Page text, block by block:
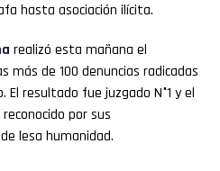
hasta asociación ilícita.
realizó esta mañana el
más de 100 denuncias radicadas
resultado fue juzgado N°1 y el
reconocido por sus
lesa humanidad.